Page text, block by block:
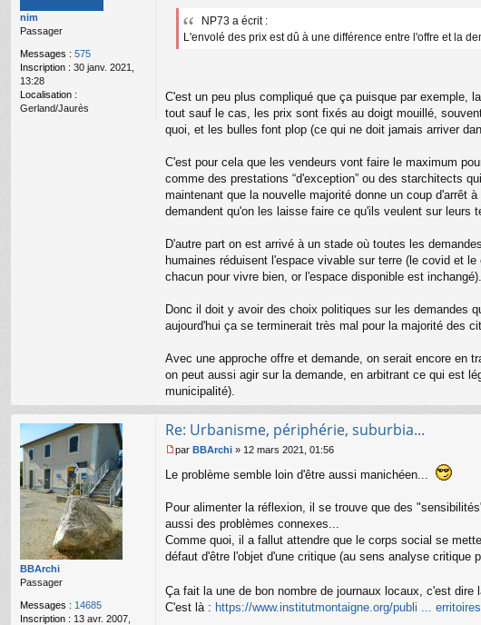
nim
Passager
Messages : 575
Inscription : 30 janv. 2021,
13:28
Localisation :
Gerland/Jaurès
l
u
NP73 a écrit :
L'envolé des prix est dû à une différence entre l'offre et la
C'est un peu plus compliqué que ça puisque par exemple,
tout sauf le cas, les prix sont fixés au doigt mouillé,
quoi, et les bulles font plop (ce qui ne doit jamais arriver
C'est pour cela que les vendeurs vont faire le maximum
comme des prestations “d'exception” ou des starchitects
maintenant que la nouvelle majorité donne un coup d'arrêt
demandent qu'on les laisse faire ce qu'ils veulent sur leurs
D'autre part on est arrivé à un stade où toutes les
humaines réduisent l'espace vivable sur terre (le covid et
chacun pour vivre bien, or l'espace disponible est inchangé).
Donc il doit y avoir des choix politiques sur les demandes
aujourd'hui ça se terminerait très mal pour la majorité des
Avec une approche offre et demande, on serait encore en
on peut aussi agir sur la demande, en arbitrant ce qui est
municipalité).
BBArchi
Passager
Messages : 14685
Inscription : 13 avr. 2007,
Re: Urbanisme, périphérie, suburbia...
e
a
g
e
n
l
u
par BBArchi » 12 mars 2021, 01:56
Le problème semble loin d'être aussi manichéen...
Pour alimenter la réflexion, il se trouve que des
aussi des problèmes connexes...
Comme quoi, il a fallut attendre que le corps social se
défaut d'être l'objet d'une critique (au sens analyse critique
Ça fait la une de bon nombre de journaux locaux, c'est dire
C'est là : https://www.institutmontaigne.org/publi ... erritoires